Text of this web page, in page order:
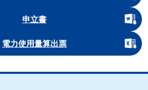
申立書
電力使用量算出票